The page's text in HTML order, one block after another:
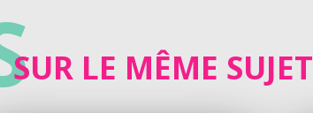
SUR LE MÊME SUJET